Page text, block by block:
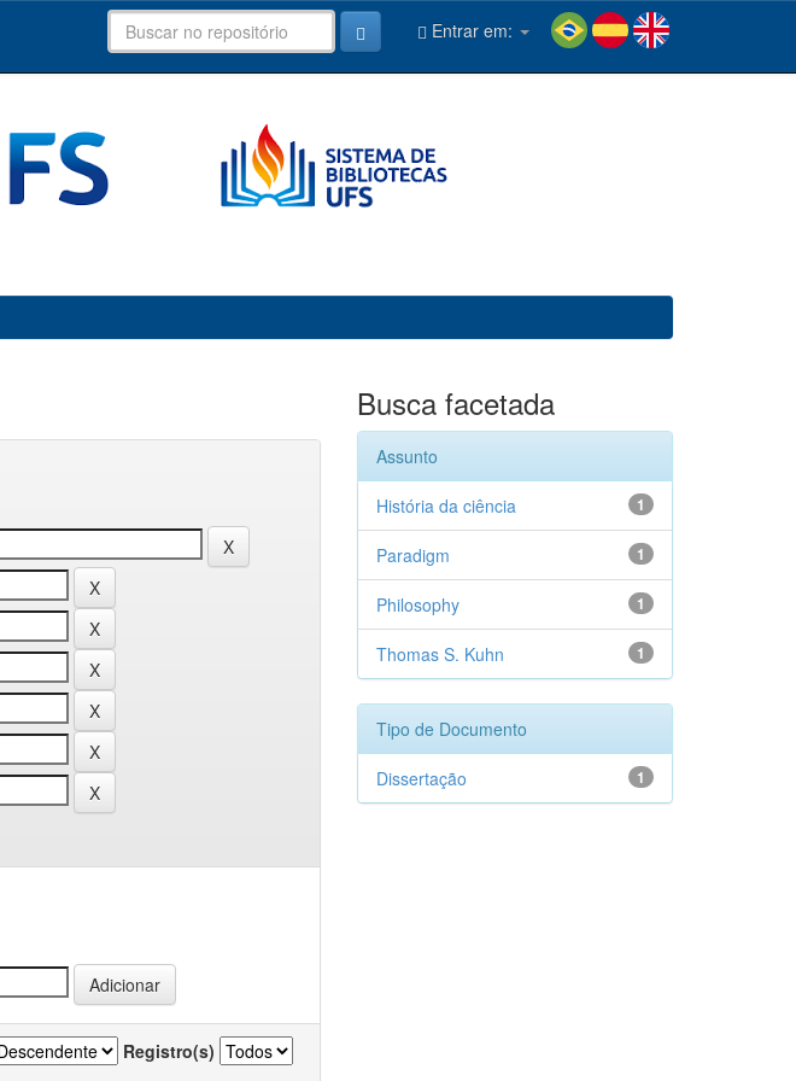
Entrar em:
Registro(s)
Busca facetada
Assunto
1
História da ciência
1
Paradigm
1
Philosophy
1
Thomas S. Kuhn
Tipo de Documento
1
Dissertação